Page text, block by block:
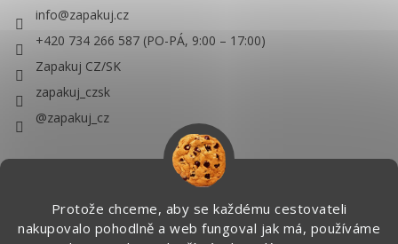
Protože chceme, aby se každému cestovateli
nakupovalo pohodlně a web fungoval jak má, používáme
info@zapakuj.cz
+420 734 266 587 (PO-PÁ, 9:00 – 17:00)
Zapakuj CZ/SK
zapakuj_czsk
@zapakuj_cz